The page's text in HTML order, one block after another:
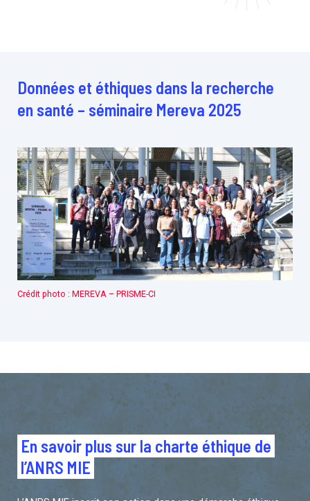
Données et éthiques dans la recherche
en santé – séminaire Mereva 2025
Crédit photo : MEREVA – PRISME-CI
En savoir plus sur la charte éthique de
l’ANRS MIE